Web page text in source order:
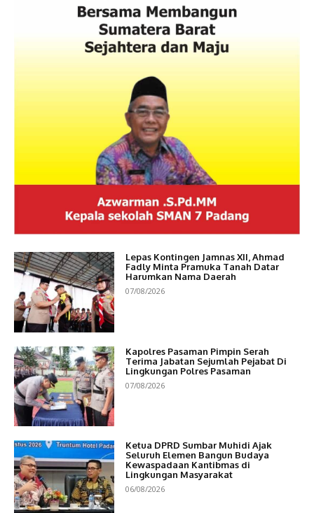
Lepas Kontingen Jamnas XII, Ahmad
Fadly Minta Pramuka Tanah Datar
Harumkan Nama Daerah
07/08/2026
Kapolres Pasaman Pimpin Serah
Terima Jabatan Sejumlah Pejabat Di
Lingkungan Polres Pasaman
07/08/2026
Ketua DPRD Sumbar Muhidi Ajak
Seluruh Elemen Bangun Budaya
Kewaspadaan Kantibmas di
Lingkungan Masyarakat
06/08/2026